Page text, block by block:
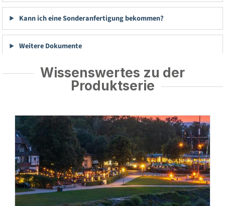
Kann ich eine Sonderanfertigung bekommen?
Weitere Dokumente
Wissenswertes zu der
Produktserie